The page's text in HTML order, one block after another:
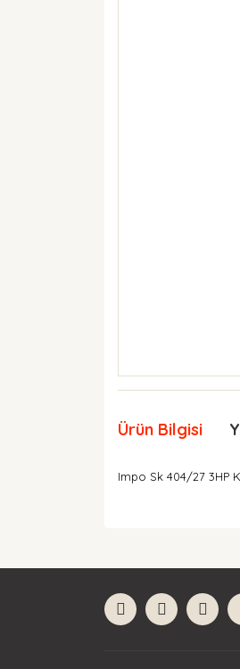
Ürün Bilgisi
Impo Sk 404/27 3HP
Ürün